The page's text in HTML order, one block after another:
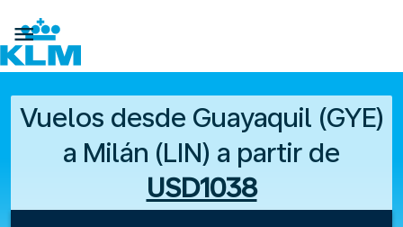

Vuelos desde Guayaquil (GYE)
a Milán (LIN) a partir de
USD1038